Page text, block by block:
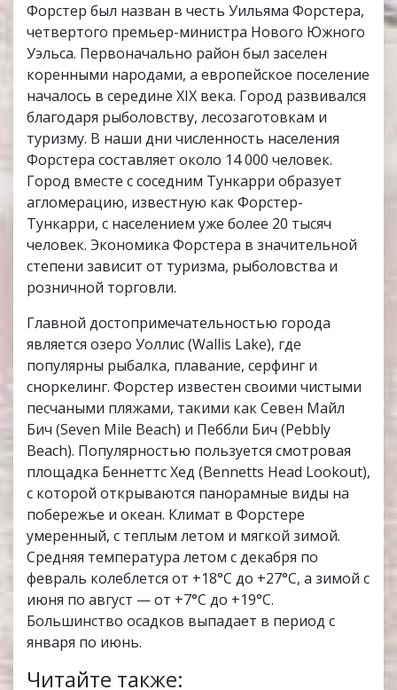
Форстер был назван в честь Уильяма Форстера,
четвертого премьер-министра Нового Южного
Уэльса. Первоначально район был заселен
коренными народами, а европейское поселение
началось в середине XIX века. Город развивался
благодаря рыболовству, лесозаготовкам и
туризму. В наши дни численность населения
Форстера составляет около 14 000 человек.
Город вместе с соседним Тункарри образует
агломерацию, известную как Форстер-
Тункарри, с населением уже более 20 тысяч
человек. Экономика Форстера в значительной
степени зависит от туризма, рыболовства и
розничной торговли.
Главной достопримечательностью города
является озеро Уоллис (Wallis Lake), где
популярны рыбалка, плавание, серфинг и
сноркелинг. Форстер известен своими чистыми
песчаными пляжами, такими как Севен Майл
Бич (Seven Mile Beach) и Пеббли Бич (Pebbly
Beach). Популярностью пользуется смотровая
площадка Беннеттс Хед (Bennetts Head Lookout),
с которой открываются панорамные виды на
побережье и океан. Климат в Форстере
умеренный, с теплым летом и мягкой зимой.
Средняя температура летом с декабря по
февраль колеблется от +18°C до +27°C, а зимой с
июня по август — от +7°C до +19°C.
Большинство осадков выпадает в период с
января по июнь.
Читайте также: